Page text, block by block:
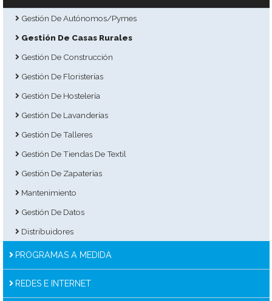
Gestión De Autónomos/Pymes
Gestión De Casas Rurales
Gestión De Construcción
Gestión De Floristerías
Gestión De Hostelería
Gestión De Lavanderías
Gestión De Talleres
Gestión De Tiendas De Textil
Gestión De Zapaterías
Mantenimiento
Gestión De Datos
Distribuidores
PROGRAMAS A MEDIDA
REDES E INTERNET